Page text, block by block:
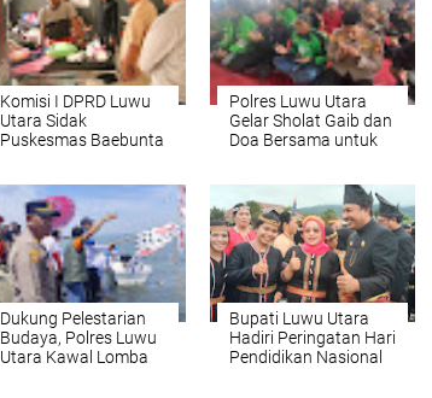
Komisi I DPRD Luwu
Utara Sidak
Puskesmas Baebunta
Polres Luwu Utara
Gelar Sholat Gaib dan
Doa Bersama untuk
Dukung Pelestarian
Budaya, Polres Luwu
Utara Kawal Lomba
Bupati Luwu Utara
Hadiri Peringatan Hari
Pendidikan Nasional